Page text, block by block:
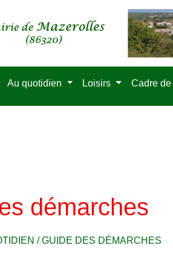
Au quotidien Loisirs Cadre
démarches
/GUIDE DES DÉMARCHES